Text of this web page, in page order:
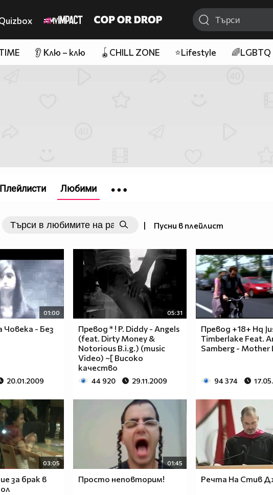
👂 Клю – клю 🪀CHILL ZONE ⭐Lifestyle 🌈LGBTQ
| Пусни в плейлист
01:00
Човека - Без
20.01.2009
05:31
Превод * ! P. Diddy - Angels
(feat. Dirty Money &
Notorious B.i.g.) (music
Video) ~[ Високо
качество
44 920 29.11.2009
Превод +18+ Hq
Timberlake Feat.
Samberg - Mother
94 374
03:05
за брак в
01:45
Просто неповторим! Речта На Стив
Плейлисти Любими